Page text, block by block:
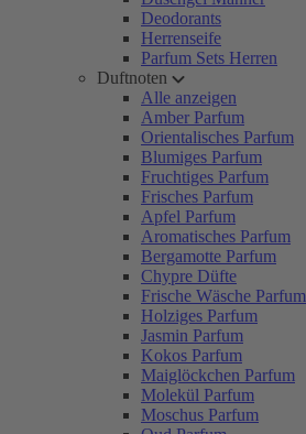
Deodorants
Herrenseife
Parfum Sets Herren
Duftnoten
Alle anzeigen
Amber Parfum
Orientalisches Parfum
Blumiges Parfum
Fruchtiges Parfum
Frisches Parfum
Apfel Parfum
Aromatisches Parfum
Bergamotte Parfum
Chypre Düfte
Frische Wäsche Parfum
Holziges Parfum
Jasmin Parfum
Kokos Parfum
Maiglöckchen Parfum
Molekül Parfum
Moschus Parfum